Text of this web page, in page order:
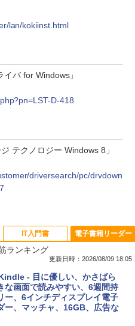
lan/kokiinst.html
バ for Windows」
D-418
テクノロジー Windows 8」
driversearch/pc/drvdown
MacBook Neo A18 Proチッ
ンチノートブック：AIとAppl
のために設計、Liquid Ret
レイ、8GBユニファイドメモ
SSDストレージ、1080p Fac
トカード - 800 Robux 【限
ルアイテムを含む】 【オンラ
コード】 ロブロックス | オン
版
IT入門書
ポート公式テキスト 第４版
電子書籍リーダー
ランキング
更新日時：2026/08/09 18:05
- 目に優しい、かさばら
な画面で読みやすい、6週間持
ー、6インチディスプレイ電子
ー、マッチャ、16GB、広告な